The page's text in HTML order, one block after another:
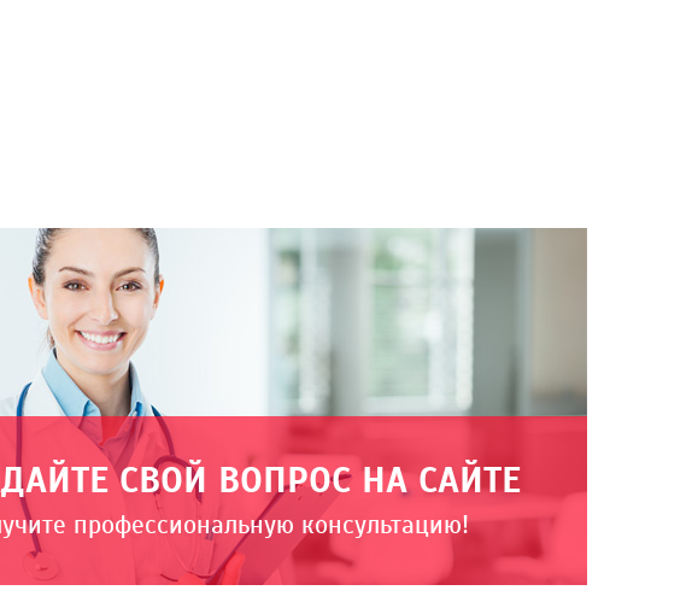
СВОЙ ВОПРОС НА САЙТЕ
профессиональную консультацию!